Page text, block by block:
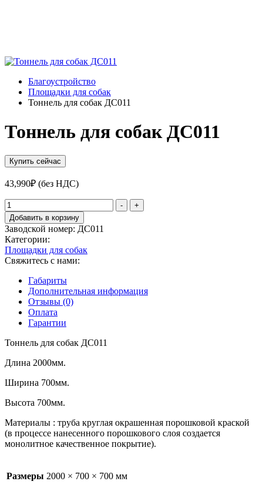
Благоустройство
Площадки для собак
Тоннель для собак ДС011
Тоннель для собак ДС011
Купить сейчас
43,990₽ (без НДС)
Количество
товара
Тоннель
для
собак
ДС011
-
+
Добавить в корзину
Заводской номер: ДС011
Категории:
Площадки для собак
Свяжитесь с нами:
Габариты
Дополнительная информация
Отзывы (0)
Оплата
Гарантии
Тоннель для собак ДС011
Длина 2000мм.
Ширина 700мм.
Высота 700мм.
Материалы : труба круглая окрашенная порошковой краской
(в процессе нанесенного порошкового слоя создается
монолитное качественное покрытие).
Размеры 2000 × 700 × 700 мм